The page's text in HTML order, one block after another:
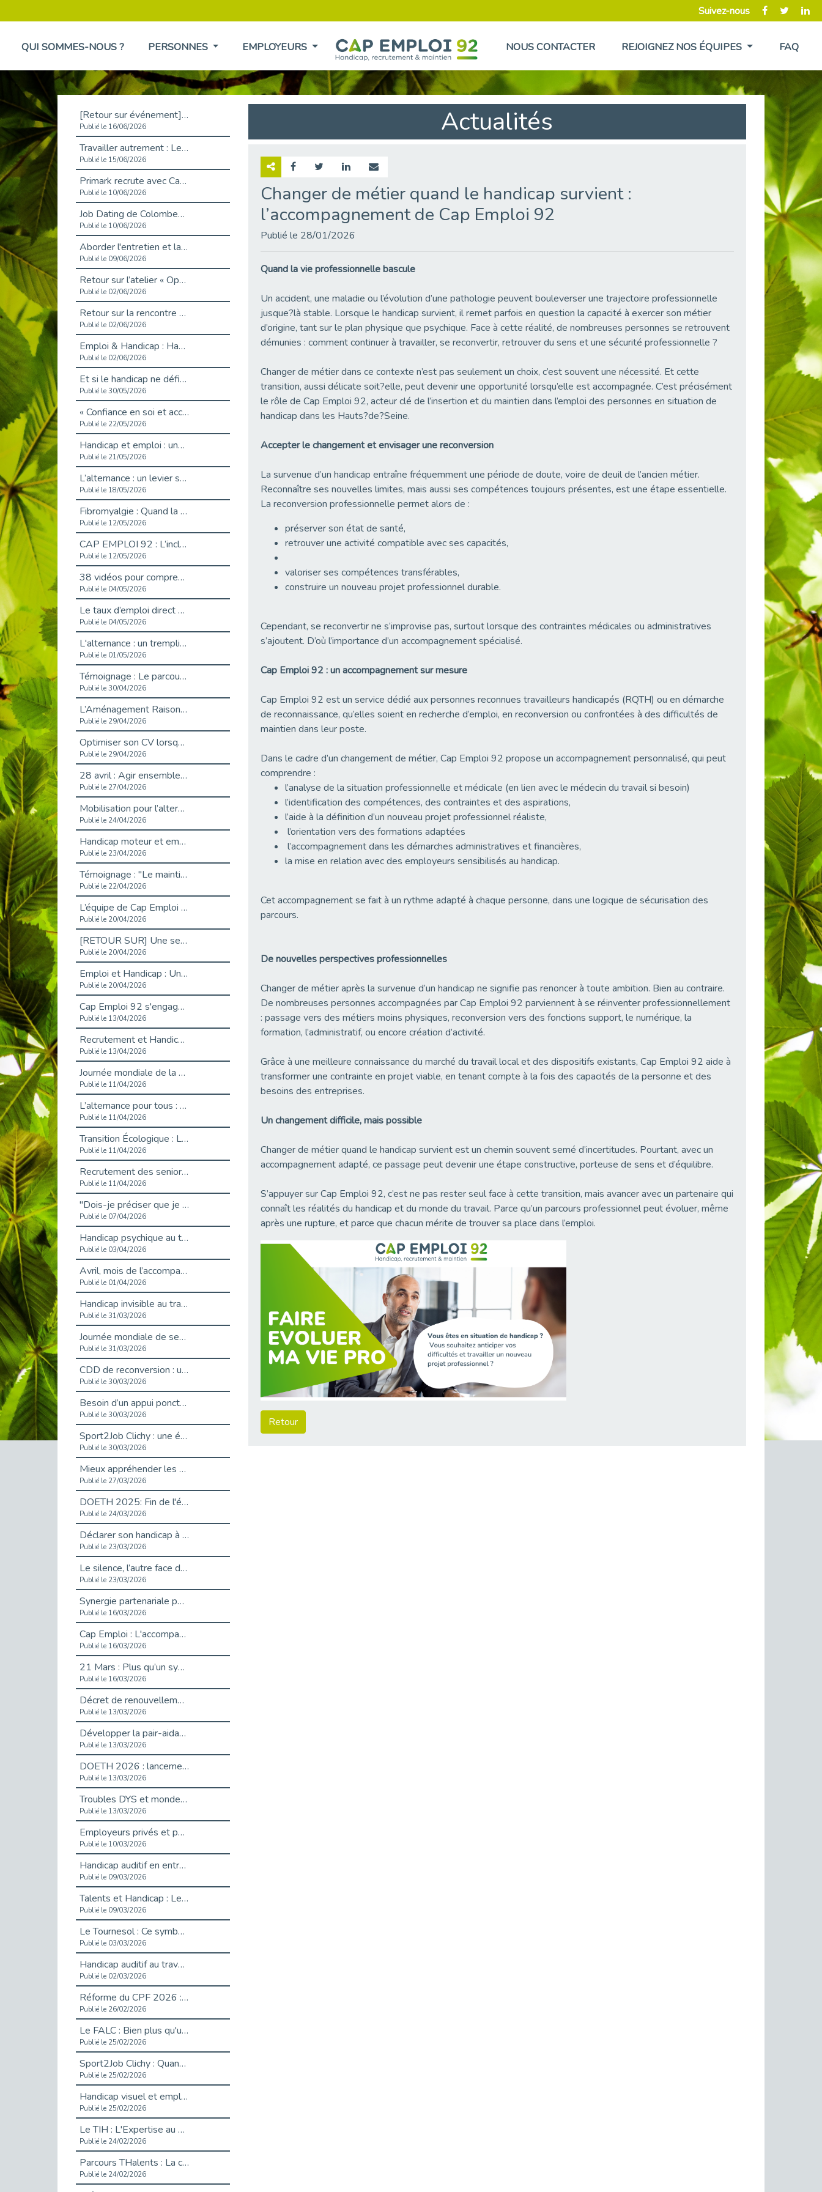
Suivez-nous
QUI SOMMES-NOUS ? PERSONNES EMPLOYEURS NOUS CONTACTER REJOIGNEZ NOS ÉQUIPES FAQ
[Retour sur événement] L'inclusion au cœur de la Place de l'Emploi à La Défense !
Publié le 16/06/2026
Travailler autrement : Le défi de l'intégration des maladies chroniques en entreprise
Publié le 15/06/2026
Primark recrute avec Cap Emploi 92, une matinée couronnée de succès !
Publié le 10/06/2026
Job Dating de Colombes – Emploi et Insertion
Publié le 10/06/2026
Aborder l'entretien et la situation de handicap en toute confiance
Publié le 09/06/2026
Retour sur l’atelier « Optimiser sa recherche d’emploi »
Publié le 02/06/2026
Retour sur la rencontre entre Cap Emploi 92 et Thales (Campus Meudon)
Publié le 02/06/2026
Emploi & Handicap : Hachette Livre et Cap emploi 92 renforcent leur collaboration
Publié le 02/06/2026
Et si le handicap ne définissait plus la carrière ?
Publié le 30/05/2026
« Confiance en soi et acceptation du handicap » : un levier puissant vers l’emploi
Publié le 22/05/2026
Handicap et emploi : une matinée pour briser les tabous
Publié le 21/05/2026
L’alternance : un levier stratégique pour recruter et inclure durablement
Publié le 18/05/2026
Fibromyalgie : Quand la douleur invisible s’invite au bureau
Publié le 12/05/2026
CAP EMPLOI 92 : L’inclusion portée à son sommet, bien au-delà des quotas
Publié le 12/05/2026
38 vidéos pour comprendre et agir durablement
Publié le 04/05/2026
Le taux d’emploi direct dans la fonction publique dépasse 6 % en 2025
Publié le 04/05/2026
L'alternance : un tremplin vers l'emploi aussi pour les personnes en situation de handicap
Publié le 01/05/2026
Témoignage : Le parcours de Marc, 44 ans
Publié le 30/04/2026
L’Aménagement Raisonnable : Un Levier pour l’Équité
Publié le 29/04/2026
Optimiser son CV lorsqu’on est en situation de handicap
Publié le 29/04/2026
28 avril : Agir ensemble pour une culture de prévention au travail
Publié le 27/04/2026
Mobilisation pour l’alternance et le handicap
Publié le 24/04/2026
Handicap moteur et emploi : réussir ses recrutements vidéo
Publié le 23/04/2026
Témoignage : "Le maintien en emploi est un investissement, pas une contrainte."
Publié le 22/04/2026
L’équipe de Cap Emploi 92 s’agrandit : Bienvenue à Charmila, Khoudia et Fadila !
Publié le 20/04/2026
[RETOUR SUR] Une session de recrutement inclusive réussie à Asnières !
Publié le 20/04/2026
Emploi et Handicap : Une alliance de style entre Cap Emploi 92 et La Cravate Solidaire
Publié le 20/04/2026
Cap Emploi 92 s'engage pour la santé mentale : La formation PSSM au cœur de l'accompagnement
Publié le 13/04/2026
Recrutement et Handicap : Et si vous testiez avant de vous engager ?
Publié le 13/04/2026
Journée mondiale de la maladie de Parkinson : Mieux comprendre pour mieux accompagner
Publié le 11/04/2026
L’alternance pour tous : Cap Emploi 92 et Seine Ouest Entreprise et Emploi mobilisés à Boulogne-Billancourt
Publié le 11/04/2026
Transition Écologique : Les Cap Emploi 75,92 et 93 s’engagent pour un Numérique Responsable
Publié le 11/04/2026
Recrutement des seniors : Un levier de transformation pour les ETI franciliennes
Publié le 11/04/2026
"Dois-je préciser que je suis handicapé sur mon CV?"
Publié le 07/04/2026
Handicap psychique au travail : et si nous changions de regard - vidéo
Publié le 03/04/2026
Avril, mois de l’accompagnement dans l’emploi avec Cap emploi.
Publié le 01/04/2026
Handicap invisible au travail : se taire ou parler? - vidéo
Publié le 31/03/2026
Journée mondiale de sensibilisation à l’autisme
Publié le 31/03/2026
CDD de reconversion : un nouveau contrat pour sécuriser le changement de métier.
Publié le 30/03/2026
Besoin d’un appui ponctuel expertise handicap ?
Publié le 30/03/2026
Sport2Job Clichy : une édition altoséquanaise avec Cap Emploi 92.
Publié le 30/03/2026
Mieux appréhender les enjeux du handicap singulier en entreprise - vidéo
Publié le 27/03/2026
DOETH 2025: Fin de l'écrêtement
Publié le 24/03/2026
Déclarer son handicap à son employeur : un levier professionnel ?
Publié le 23/03/2026
Le silence, l’autre face du recrutement : un appel au respect des candidats.
Publié le 23/03/2026
Synergie partenariale pour l'Inclusion Professionnelle chez Orange
Publié le 16/03/2026
Cap Emploi : L'accompagnement EXH c’est quoi ?
Publié le 16/03/2026
21 Mars : Plus qu’un symbole, un engagement pour l’inclusion
Publié le 16/03/2026
Décret de renouvellement de l'aide aux employeurs d'apprentis
Publié le 13/03/2026
Développer la pair-aidance en santé mentale : guide pour les employeurs
Publié le 13/03/2026
DOETH 2026 : lancement de la campagne pour les employeurs publics
Publié le 13/03/2026
Troubles DYS et monde du travail : mieux comprendre pour mieux accompagner _ vidéo
Publié le 13/03/2026
Employeurs privés et publics : vigilance face aux démarchages liés à l’OETH en 2026
Publié le 10/03/2026
Handicap auditif en entreprise, aménagements pour sécuriser la communication - vidéo
Publié le 09/03/2026
Talents et Handicap : Le Top 10 des métiers plébiscités dans les Hauts-de-Seine
Publié le 09/03/2026
Le Tournesol : Ce symbole discret qui change la vie des personnes en situation de handicap invisible
Publié le 03/03/2026
Handicap auditif au travail : rendre l’invisible accessible
Publié le 02/03/2026
Réforme du CPF 2026 : Ce qui change ce printemps pour vos droits à la formation
Publié le 26/02/2026
Le FALC : Bien plus qu'une écriture, un levier d'inclusion
Publié le 25/02/2026
Sport2Job Clichy : Quand le terrain devient le plus beau des bureaux
Publié le 25/02/2026
Handicap visuel et emploi : lever les obstacles pour révéler les - vidéo
Publié le 25/02/2026
Le TIH : L'Expertise au Service de l'Inclusion
Publié le 24/02/2026
Parcours THalents : La complémentarité au service de l'Emploi.
Publié le 24/02/2026
Actualités
Changer de métier quand le handicap survient :
l’accompagnement de Cap Emploi 92
Publié le 28/01/2026
Quand la vie professionnelle bascule
Un accident, une maladie ou l’évolution d’une pathologie peuvent bouleverser une trajectoire professionnelle
jusque?là stable. Lorsque le handicap survient, il remet parfois en question la capacité à exercer son métier
d’origine, tant sur le plan physique que psychique. Face à cette réalité, de nombreuses personnes se retrouvent
démunies : comment continuer à travailler, se reconvertir, retrouver du sens et une sécurité professionnelle ?
Changer de métier dans ce contexte n’est pas seulement un choix, c’est souvent une nécessité. Et cette
transition, aussi délicate soit?elle, peut devenir une opportunité lorsqu’elle est accompagnée. C’est précisément
le rôle de Cap Emploi 92, acteur clé de l’insertion et du maintien dans l’emploi des personnes en situation de
handicap dans les Hauts?de?Seine.
Accepter le changement et envisager une reconversion
La survenue d’un handicap entraîne fréquemment une période de doute, voire de deuil de l’ancien métier.
Reconnaître ses nouvelles limites, mais aussi ses compétences toujours présentes, est une étape essentielle.
La reconversion professionnelle permet alors de :
préserver son état de santé,
retrouver une activité compatible avec ses capacités,
valoriser ses compétences transférables,
construire un nouveau projet professionnel durable.
Cependant, se reconvertir ne s’improvise pas, surtout lorsque des contraintes médicales ou administratives
s’ajoutent. D’où l’importance d’un accompagnement spécialisé.
Cap Emploi 92 : un accompagnement sur mesure
Cap Emploi 92 est un service dédié aux personnes reconnues travailleurs handicapés (RQTH) ou en démarche
de reconnaissance, qu’elles soient en recherche d’emploi, en reconversion ou confrontées à des difficultés de
maintien dans leur poste.
Dans le cadre d’un changement de métier, Cap Emploi 92 propose un accompagnement personnalisé, qui peut
comprendre :
l’analyse de la situation professionnelle et médicale (en lien avec le médecin du travail si besoin)
l’identification des compétences, des contraintes et des aspirations,
l’aide à la définition d’un nouveau projet professionnel réaliste,
l’orientation vers des formations adaptées
l’accompagnement dans les démarches administratives et financières,
la mise en relation avec des employeurs sensibilisés au handicap.
Cet accompagnement se fait à un rythme adapté à chaque personne, dans une logique de sécurisation des
parcours.
De nouvelles perspectives professionnelles
Changer de métier après la survenue d’un handicap ne signifie pas renoncer à toute ambition. Bien au contraire.
De nombreuses personnes accompagnées par Cap Emploi 92 parviennent à se réinventer professionnellement
: passage vers des métiers moins physiques, reconversion vers des fonctions support, le numérique, la
formation, l’administratif, ou encore création d’activité.
Grâce à une meilleure connaissance du marché du travail local et des dispositifs existants, Cap Emploi 92 aide à
transformer une contrainte en projet viable, en tenant compte à la fois des capacités de la personne et des
besoins des entreprises.
Un changement difficile, mais possible
Changer de métier quand le handicap survient est un chemin souvent semé d’incertitudes. Pourtant, avec un
accompagnement adapté, ce passage peut devenir une étape constructive, porteuse de sens et d’équilibre.
S’appuyer sur Cap Emploi 92, c’est ne pas rester seul face à cette transition, mais avancer avec un partenaire qui
connaît les réalités du handicap et du monde du travail. Parce qu’un parcours professionnel peut évoluer, même
après une rupture, et parce que chacun mérite de trouver sa place dans l’emploi.
Retour